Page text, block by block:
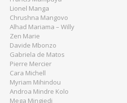
Lionel Manga
Chrushna Mangovo
Alhad Mariama – Willy
Zen Marie
Davide Mbonzo
Gabriela de Matos
Pierre Mercier
Cara Michell
Myriam Mihindou
Androa Mindre Kolo
Mega Mingiedi